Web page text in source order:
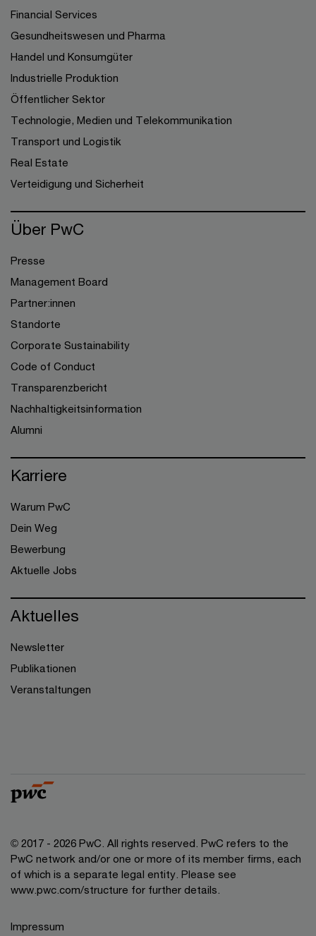
Financial Services
Gesundheitswesen und Pharma
Handel und Konsumgüter
Industrielle Produktion
Öffentlicher Sektor
Technologie, Medien und Telekommunikation
Transport und Logistik
Real Estate
Verteidigung und Sicherheit
Über PwC
Presse
Management Board
Partner:innen
Standorte
Corporate Sustainability
Code of Conduct
Transparenzbericht
Nachhaltigkeitsinformation
Alumni
Karriere
Warum PwC
Dein Weg
Bewerbung
Aktuelle Jobs
Aktuelles
Newsletter
Publikationen
Veranstaltungen
© 2017 - 2026 PwC. All rights reserved. PwC refers to the
PwC network and/or one or more of its member firms, each
of which is a separate legal entity. Please see
www.pwc.com/structure for further details.
Impressum